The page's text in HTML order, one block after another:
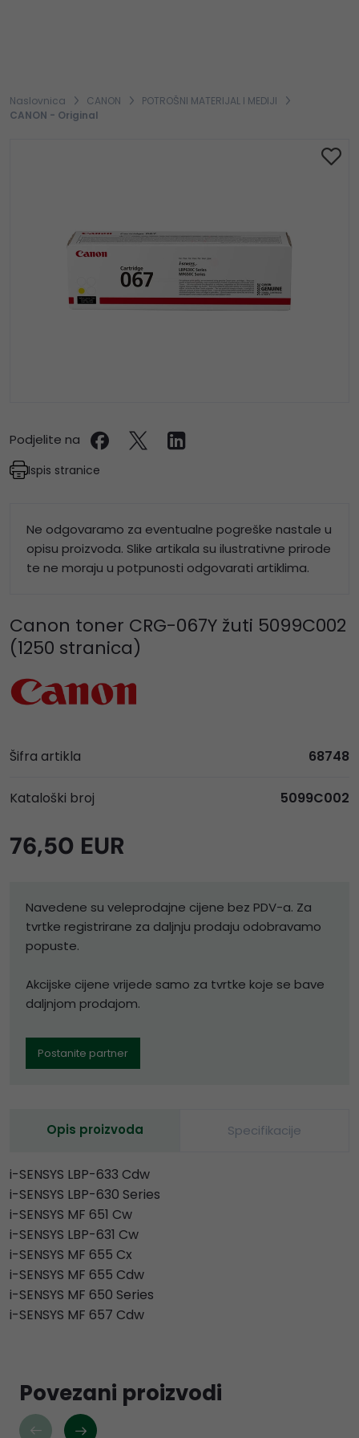
Naslovnica CANON
POTROŠNI MATERIJAL I MEDIJI
CANON - Original
Podjelite na
Ispis stranice
Ne odgovaramo za eventualne pogreške nastale u
opisu proizvoda. Slike artikala su ilustrativne prirode
te ne moraju u potpunosti odgovarati artiklima.
Canon toner CRG-067Y žuti 5099C002
(1250 stranica)
Šifra artikla 68748
Kataloški broj 5099C002
76,50 EUR
Navedene su veleprodajne cijene bez PDV-a. Za
tvrtke registrirane za daljnju prodaju odobravamo
popuste.
Akcijske cijene vrijede samo za tvrtke koje se bave
daljnjom prodajom.
Postanite partner
Opis proizvoda Specifikacije
i-SENSYS LBP-633 Cdw
i-SENSYS LBP-630 Series
i-SENSYS MF 651 Cw
i-SENSYS LBP-631 Cw
i-SENSYS MF 655 Cx
i-SENSYS MF 655 Cdw
i-SENSYS MF 650 Series
i-SENSYS MF 657 Cdw
Povezani proizvodi